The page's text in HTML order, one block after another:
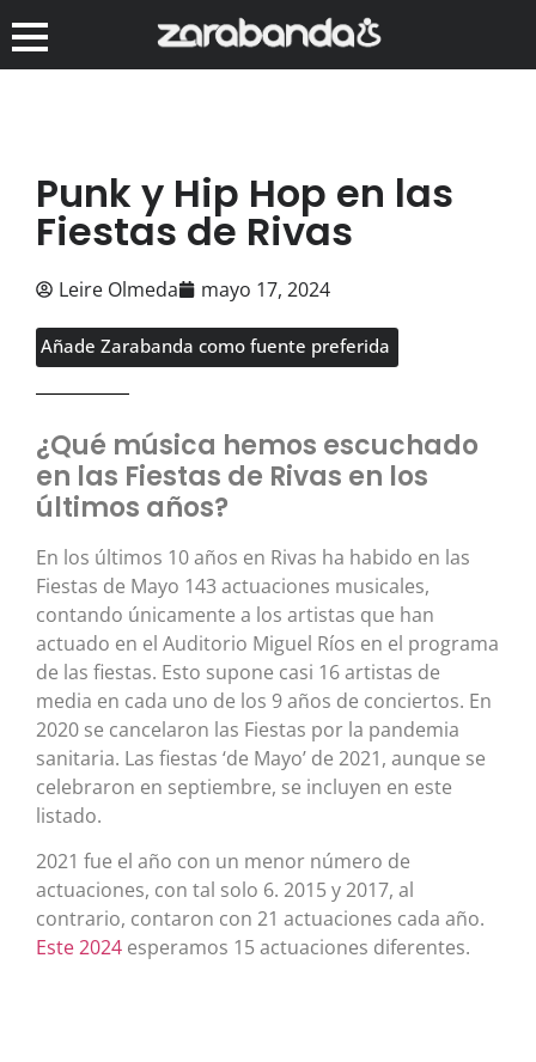
Punk y Hip Hop en las
Fiestas de Rivas
Leire Olmeda mayo 17, 2024
Añade Zarabanda como fuente preferida
¿Qué música hemos escuchado
en las Fiestas de Rivas en los
últimos años?
En los últimos 10 años en Rivas ha habido en las
Fiestas de Mayo 143 actuaciones musicales,
contando únicamente a los artistas que han
actuado en el Auditorio Miguel Ríos en el programa
de las fiestas. Esto supone casi 16 artistas de
media en cada uno de los 9 años de conciertos. En
2020 se cancelaron las Fiestas por la pandemia
sanitaria. Las fiestas ‘de Mayo’ de 2021, aunque se
celebraron en septiembre, se incluyen en este
listado.
2021 fue el año con un menor número de
actuaciones, con tal solo 6. 2015 y 2017, al
contrario, contaron con 21 actuaciones cada año.
Este 2024 esperamos 15 actuaciones diferentes.